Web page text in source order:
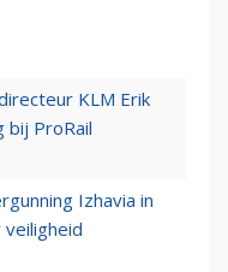
KLM Erik
bij ProRail
Izhavia in